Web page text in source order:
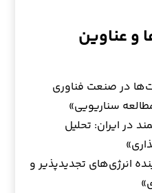
و عناوین
در صنعت فناوری
در ایران: تحلیل
انرژی‌های تجدیدپذیر و